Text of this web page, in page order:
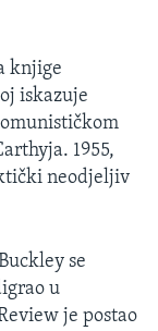
knjige
iskazuje
1955,
neodjeljiv
se
u
je postao